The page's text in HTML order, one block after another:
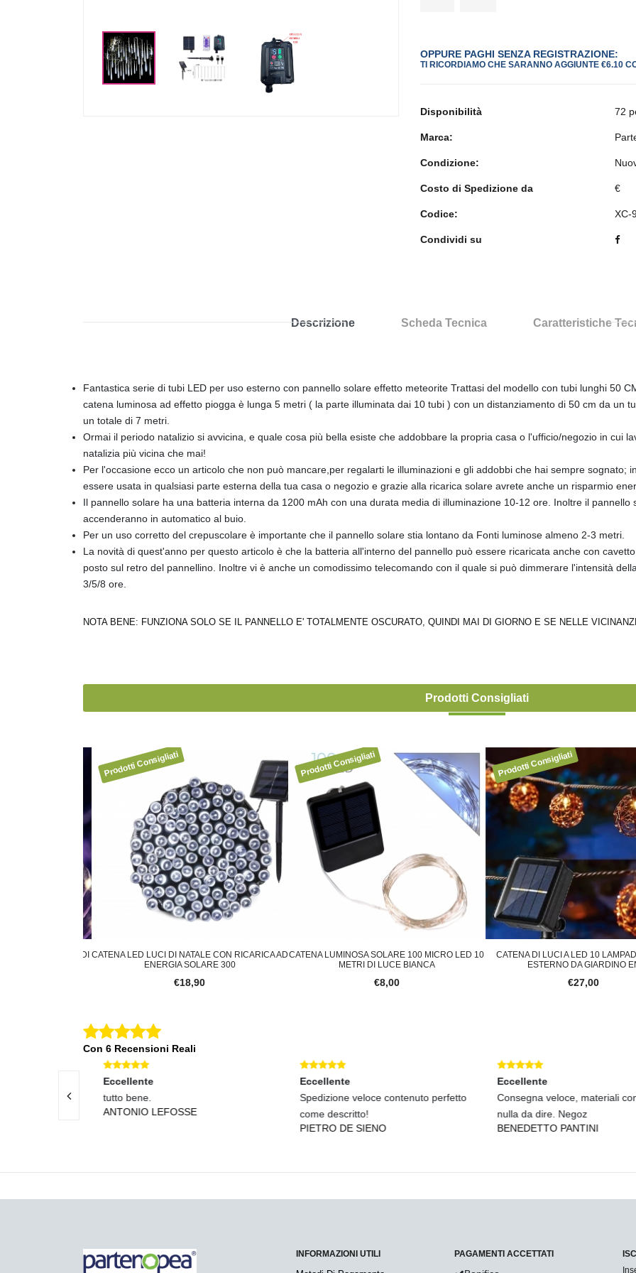
OPPURE PAGHI SENZA REGISTRAZIONE:
TI RICORDIAMO CHE SARANNO AGGIUNTE €6.10
Disponibilità 72
Marca:
Condizione:
Costo di Spedizione da €
Codice: XC-
Condividi su
Descrizione Scheda Tecnica Caratteristiche
Fantastica serie di tubi LED per uso esterno con pannello solare effetto meteorite Trattasi del modello con tubi lunghi 50
catena luminosa ad effetto piogga è lunga 5 metri ( la parte illuminata dai 10 tubi ) con un distanziamento di 50 cm da un
un totale di 7 metri.
Ormai il periodo natalizio si avvicina, e quale cosa più bella esiste che addobbare la propria casa o l'ufficio/negozio in cui
natalizia più vicina che mai!
Per l'occasione ecco un articolo che non può mancare,per regalarti le illuminazioni e gli addobbi che hai sempre sognato;
essere usata in qualsiasi parte esterna della tua casa o negozio e grazie alla ricarica solare avrete anche un risparmio
Il pannello solare ha una batteria interna da 1200 mAh con una durata media di illuminazione 10-12 ore. Inoltre il
accenderanno in automatico al buio.
Per un uso corretto del crepuscolare è importante che il pannello solare stia lontano da Fonti luminose almeno 2-3 metri.
La novità di quest'anno per questo articolo è che la batteria all'interno del pannello può essere ricaricata anche con
posto sul retro del pannellino. Inoltre vi è anche un comodissimo telecomando con il quale si può dimmerare l'intensità
3/5/8 ore.
NOTA BENE: FUNZIONA SOLO SE IL PANNELLO E' TOTALMENTE OSCURATO, QUINDI MAI DI GIORNO E SE NELLE
Prodotti Consigliati
CATENA LED LUCI DI NATALE CON RICARICA AD
ENERGIA SOLARE 300
€18,90
CATENA LUMINOSA SOLARE 100 MICRO LED 10
METRI DI LUCE BIANCA
€8,00
CATENA DI LUCI A LED 10
ESTERNO DA GIARDINO EN
€27,00
Con 6 Recensioni Reali
Eccellente
tutto bene.
ANTONIO LEFOSSE
Eccellente
Spedizione veloce contenuto perfetto
come descritto!
PIETRO DE SIENO
Eccellente
Consegna veloce, materiali
nulla da dire. Negoz
BENEDETTO PANTINI
INFORMAZIONI UTILI PAGAMENTI ACCETTATI